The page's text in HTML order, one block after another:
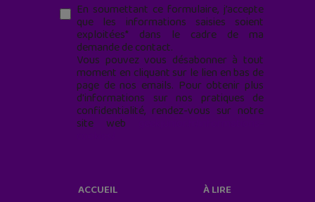
En soumettant ce formulaire, j’accepte
que les informations saisies soient
exploitées* dans le cadre de ma
demande de contact.
Vous pouvez vous désabonner à tout
moment en cliquant sur le lien en bas de
page de nos emails. Pour obtenir plus
d'informations sur nos pratiques de
confidentialité, rendez-vous sur notre
site web
ACCUEIL
À LIRE